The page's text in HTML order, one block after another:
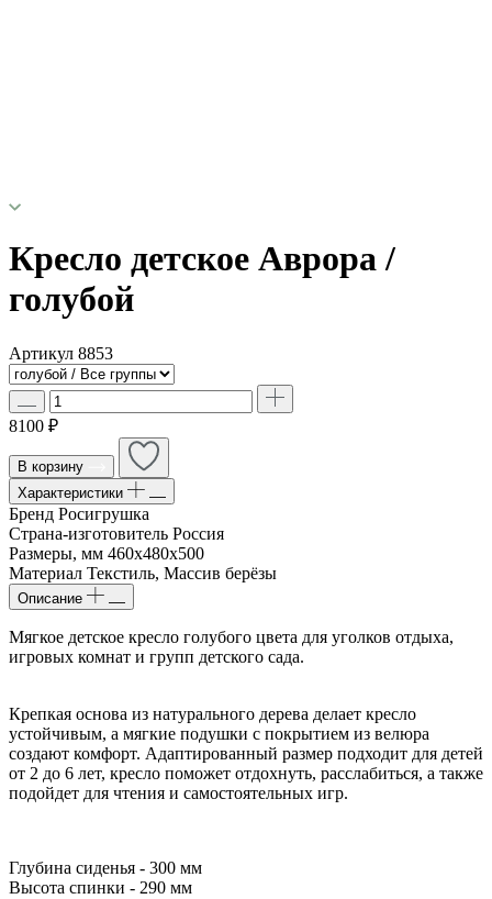
Кресло детское Аврора /
голубой
Артикул 8853
8100 ₽
В корзину
Характеристики
Бренд Росигрушка
Страна-изготовитель Россия
Размеры, мм 460х480х500
Материал Текстиль, Массив берёзы
Описание
Мягкое детское кресло голубого цвета для уголков отдыха,
игровых комнат и групп детского сада.
Крепкая основа из натурального дерева делает кресло
устойчивым, а мягкие подушки с покрытием из велюра
создают комфорт. Адаптированный размер подходит для детей
от 2 до 6 лет, кресло поможет отдохнуть, расслабиться, а также
подойдет для чтения и самостоятельных игр.
Глубина сиденья - 300 мм
Высота спинки - 290 мм